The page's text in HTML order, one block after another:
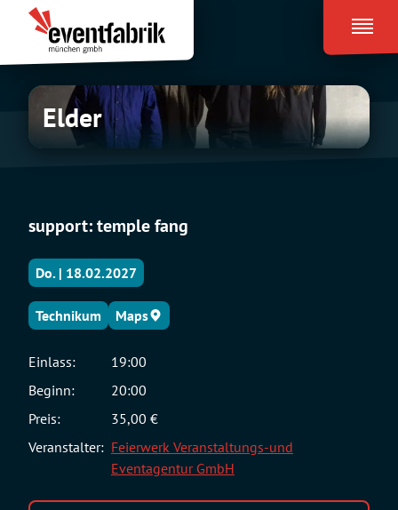
Inhalt
springen
Eventfabrik
München
Elder
Elder
support: temple fang
Do. | 18.02.2027
Technikum Maps
Einlass:
19:00
Beginn:
20:00
Preis:
35,00 €
Veranstalter: Feierwerk Veranstaltungs-und
Eventagentur GmbH